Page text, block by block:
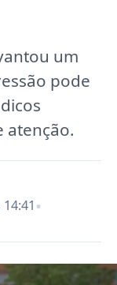
um
pode
atenção.
•